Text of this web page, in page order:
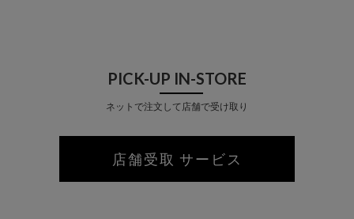
PICK-UP IN-STORE
ネットで注文して店舗で受け取り
店舗受取 サービス